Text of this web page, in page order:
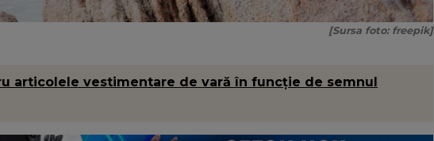
[Sursa foto: freepik]
articolele vestimentare de vară în funcție de semnul